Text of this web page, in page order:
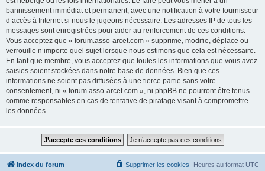
bannissement immédiat et permanent, avec une notification à votre fournisseur
d’accès à Internet si nous le jugeons nécessaire. Les adresses IP de tous les
messages sont enregistrées pour aider au renforcement de ces conditions.
Vous acceptez que « forum.asso-arcet.com » supprime, modifie, déplace ou
verrouille n’importe quel sujet lorsque nous estimons que cela est nécessaire.
En tant que membre, vous acceptez que toutes les informations que vous avez
saisies soient stockées dans notre base de données. Bien que ces
informations ne soient pas diffusées à une tierce partie sans votre
consentement, ni « forum.asso-arcet.com », ni phpBB ne pourront être tenus
comme responsables en cas de tentative de piratage visant à compromettre
les données.
Index du forum Heures au format UTC
Supprimer les cookies